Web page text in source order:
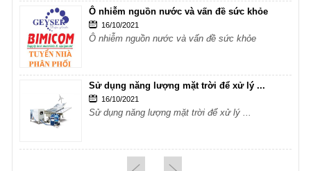
Ô nhiễm nguồn nước và vấn đề sức khỏe
16/10/2021
Ô nhiễm nguồn nước và vấn đề sức khỏe
Sử dụng năng lượng mặt trời để xử lý ...
16/10/2021
Sử dụng năng lượng mặt trời để xử lý ...
Hướng dẫn lựa chọn máy lọc nước Gia ...